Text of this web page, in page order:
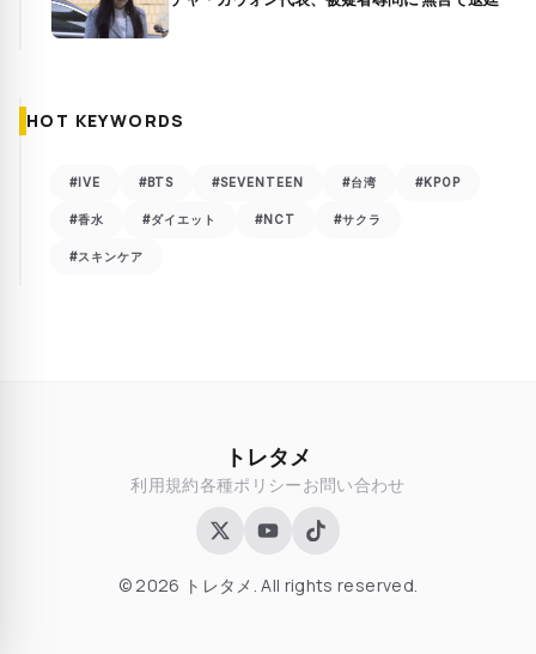
HOT KEYWORDS
#IVE #BTS #SEVENTEEN #台湾 #KPOP
#香水 #ダイエット #NCT #サクラ
#スキンケア
トレタメ
利用規約各種ポリシーお問い合わせ
© 2026 トレタメ. All rights reserved.